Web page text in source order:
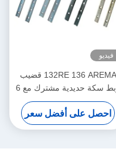
فيديو
132RE 136 AREMA قضيب
ربط سكة حديدية مشترك مع 6
ثقوب ومسامير
احصل على أفضل سعر